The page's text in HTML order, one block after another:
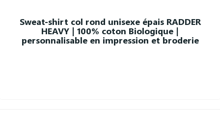
Sweat-shirt col rond unisexe épais RADDER
HEAVY | 100% coton Biologique |
personnalisable en impression et broderie